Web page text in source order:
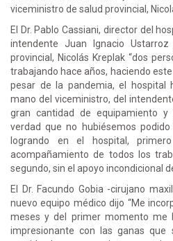
viceministro de salud provincial,
El Dr. Pablo Cassiani, director del
intendente Juan Ignacio
provincial, Nicolás Kreplak “dos
trabajando hace años, haciendo
pesar de la pandemia, el hospital
mano del viceministro, del
gran cantidad de equipamiento y
verdad que no hubiésemos
logrando en el hospital,
acompañamiento de todos los
segundo, sin el apoyo incondicional
El Dr. Facundo Gobia -cirujano
nuevo equipo médico dijo “Me
meses y del primer momento me
impresionante con las ganas que